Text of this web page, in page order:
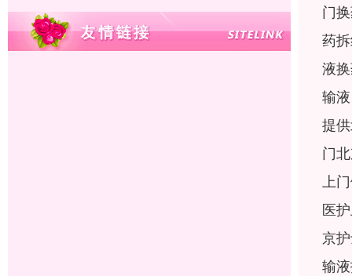
门
药
液
输
提
门
上
医
京
输